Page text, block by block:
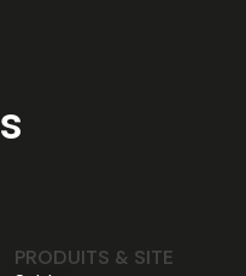
PRODUITS & SITE